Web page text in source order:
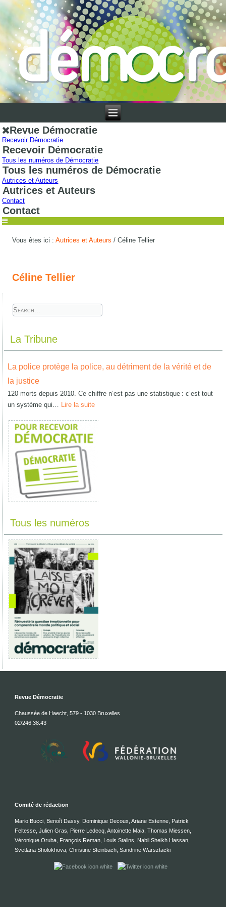
Revue Démocratie
Recevoir Démocratie
Recevoir Démocratie
Tous les numéros de Démocratie
Tous les numéros de Démocratie
Autrices et Auteurs
Autrices et Auteurs
Contact
Contact
Vous êtes ici :Autrices et Auteurs /Céline Tellier
Céline Tellier
La Tribune
La police protège la police, au détriment de la vérité et de
la justice
120 morts depuis 2010. Ce chiffre n’est pas une statistique : c’est tout
un système qui… Lire la suite
Tous les numéros
Revue Démocratie
Chaussée de Haecht, 579 - 1030 Bruxelles
02/246.38.43
Comité de rédaction
Mario Bucci, Benoît Dassy, Dominique Decoux, Ariane Estenne, Patrick
Feltesse, Julien Gras, Pierre Ledecq, Antoinette Maia, Thomas Miessen,
Véronique Oruba, François Reman, Louis Stalins, Nabil Sheikh Hassan,
Svetlana Sholokhova, Christine Steinbach, Sandrine Warsztacki